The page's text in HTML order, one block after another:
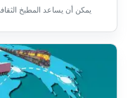
يمكن أن يساعد المطبخ